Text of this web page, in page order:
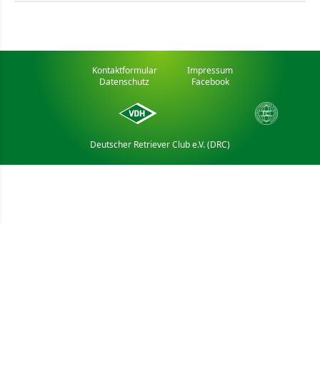
Deutscher Retriever Club e.V. (DRC)
Kontaktformular
Impressum
Datenschutz
Facebook